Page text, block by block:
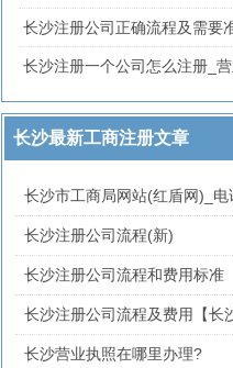
长沙注册公司正确流程及需要
长沙注册一个公司怎么注册_
长沙最新工商注册文章
长沙市工商局网站(红盾网)_电
长沙注册公司流程(新)
长沙注册公司流程和费用标准
长沙注册公司流程及费用【长
长沙营业执照在哪里办理?